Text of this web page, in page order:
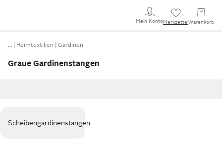
Mein KontoMerkzettel Warenkorb
… Heimtextilien Gardinen
Graue Gardinenstangen
Scheibengardinenstangen